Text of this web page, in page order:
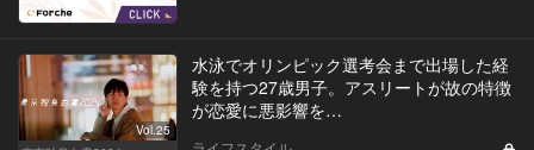
Vol.25
水泳でオリンピック選考会まで出場した経
験を持つ27歳男子。アスリートが故の特徴
が恋愛に悪影響を…